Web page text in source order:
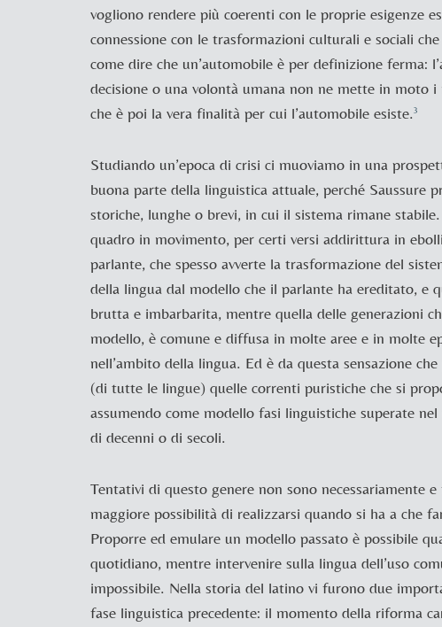
vogliono rendere più coerenti con le proprie esigenze
connessione con le trasformazioni culturali e sociali
come dire che un’automobile è per definizione
decisione o una volontà umana non ne mette in moto
che è poi la vera finalità per cui l’automobile esiste. 3
Studiando un’epoca di crisi ci muoviamo in una
buona parte della linguistica attuale, perché Saussure
storiche, lunghe o brevi, in cui il sistema rimane
quadro in movimento, per certi versi addirittura in
parlante, che spesso avverte la trasformazione del
della lingua dal modello che il parlante ha ereditato, e
brutta e imbarbarita, mentre quella delle generazioni
modello, è comune e diffusa in molte aree e in molte
nell’ambito della lingua. Ed è da questa sensazione
(di tutte le lingue) quelle correnti puristiche che si
assumendo come modello fasi linguistiche superate
di decenni o di secoli.
Tentativi di questo genere non sono necessariamente
maggiore possibilità di realizzarsi quando si ha a che
Proporre ed emulare un modello passato è possibile
quotidiano, mentre intervenire sulla lingua dell’uso
impossibile. Nella storia del latino vi furono due
fase linguistica precedente: il momento della riforma